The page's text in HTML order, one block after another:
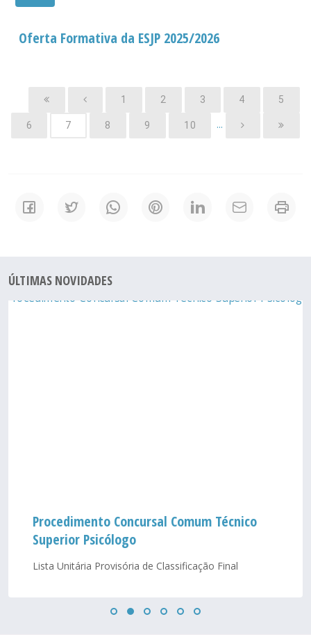
Oferta Formativa da ESJP 2025/2026
1 2 3 4 5
6 7 8 9 10 ...
ÚLTIMAS NOVIDADES
Procedimento Concursal Comum Técnico
Superior Psicólogo
Lista Unitária Provisória de Classificação Final